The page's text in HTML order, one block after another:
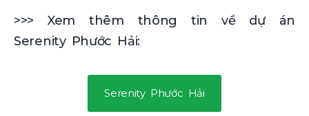
>>> Xem thêm thông tin về dự án
Serenity Phước Hải:
Serenity Phước Hải